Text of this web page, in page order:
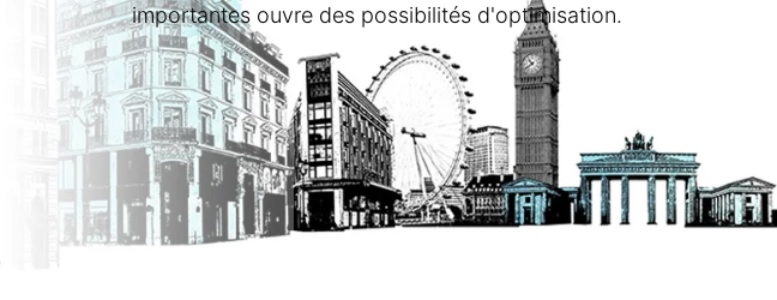
importantes ouvre des possibilités d'optimisation.